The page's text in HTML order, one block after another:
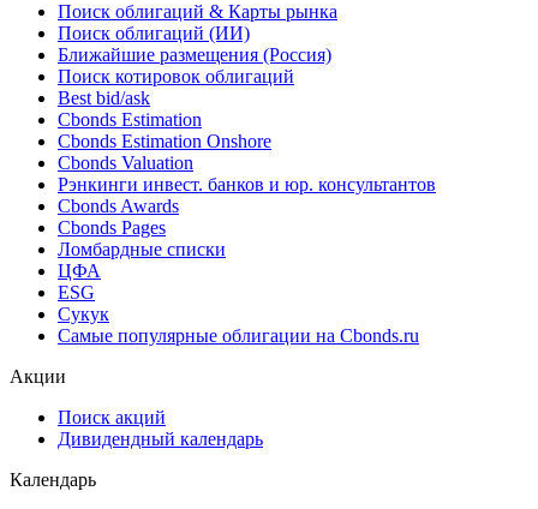
Поиск облигаций & Карты рынка
Поиск облигаций (ИИ)
Ближайшие размещения (Россия)
Поиск котировок облигаций
Best bid/ask
Cbonds Estimation
Cbonds Estimation Onshore
Cbonds Valuation
Рэнкинги инвест. банков и юр. консультантов
Cbonds Awards
Cbonds Pages
Ломбардные списки
ЦФА
ESG
Сукук
Самые популярные облигации на Cbonds.ru
Акции
Поиск акций
Дивидендный календарь
Календарь